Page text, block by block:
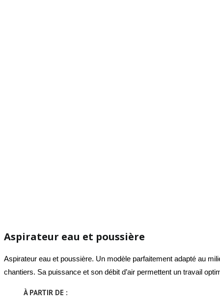
Aspirateur eau et poussière
Aspirateur eau et poussière. Un modèle parfaitement adapté au
chantiers. Sa puissance et son débit d’air permettent un travail
À PARTIR DE :